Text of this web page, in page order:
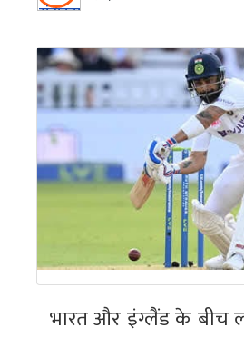
भारत और इंग्लैंड के बीच